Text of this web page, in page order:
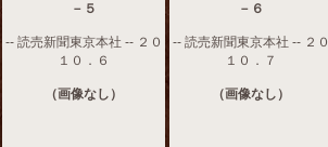
－５
-- 読売新聞東京本社 -- ２０
１０．６
（画像なし）
－６
-- 読売新聞東京本社 -- ２０
１０．７
（画像なし）